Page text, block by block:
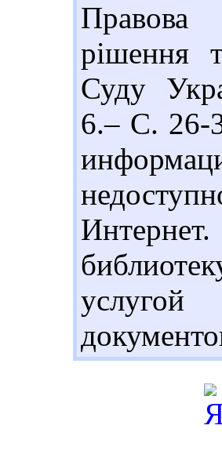
рішення
Суду
6.– С. 26-